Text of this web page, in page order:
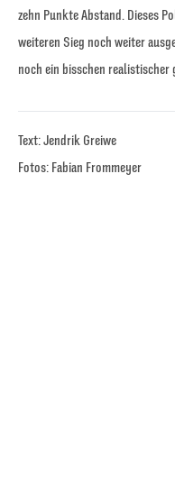
zehn Punkte Abstand. Dieses
weiteren Sieg noch weiter
noch ein bisschen realistischer
Text: Jendrik Greiwe
Fotos: Fabian Frommeyer